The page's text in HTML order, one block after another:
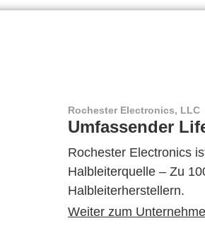
Rochester Electronics, LLC
Umfassender
Rochester Electronics
Halbleiterquelle – Zu
Halbleiterherstellern.
Weiter zum